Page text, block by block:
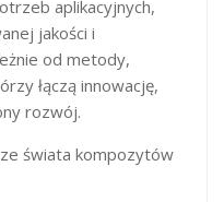
aplikacyjnych,
jakości i
od metody,
łączą innowację,
rozwój.
świata kompozytów